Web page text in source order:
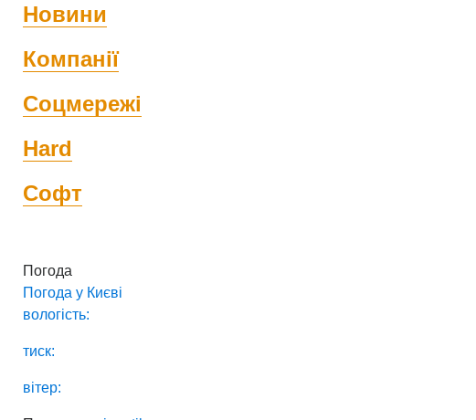
Новини
Компанії
Соцмережі
Hard
Софт
Погода
Погода у Києві
вологість:
тиск:
вітер: